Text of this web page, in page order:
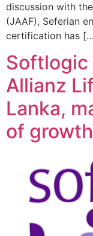
discussion with
(JAAF), Seferian
certification has
Softlogic
Allianz
Lanka,
of growth